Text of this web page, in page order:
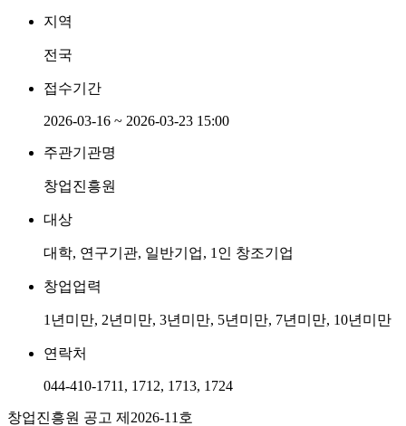
지역
전국
접수기간
2026-03-16 ~ 2026-03-23 15:00
주관기관명
창업진흥원
대상
대학, 연구기관, 일반기업, 1인 창조기업
창업업력
1년미만, 2년미만, 3년미만, 5년미만, 7년미만, 10년미만
연락처
044-410-1711, 1712, 1713, 1724
창업진흥원 공고 제2026-11호